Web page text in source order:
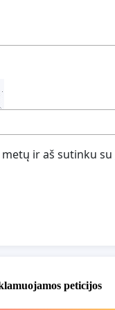
ir aš sutinku su
peticijos